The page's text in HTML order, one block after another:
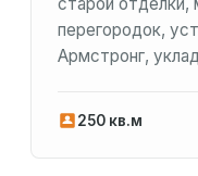
старой
перегородок,
Армстронг,
250 кв.м